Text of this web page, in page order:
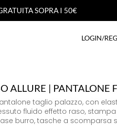
SOPRA I 50€
SOPRA I 50€
LOGIN/
LOGIN/
ALLURE | PANTALONE
taglio palazzo, con
fluido effetto raso, stampa
burro, tasche a scomparsa